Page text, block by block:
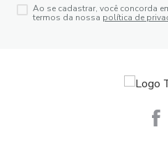
Ao se cadastrar, você concorda
termos da nossa política de